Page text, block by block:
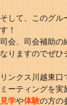
そして、このグル
す！
司会、司会補助の
なりますのでぜひ
リンクス川越東
ミーティングを実
見学や体験の方の